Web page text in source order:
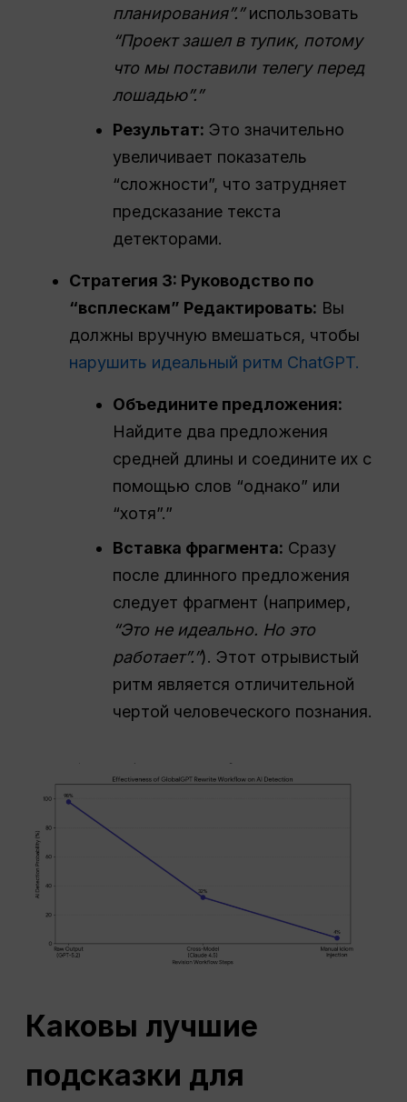
планирования”.”использовать
“Проект зашел в тупик, потому
что мы поставили телегу перед
лошадью”.”
Результат: Это значительно
увеличивает показатель
“сложности”, что затрудняет
предсказание текста
детекторами.
Стратегия 3: Руководство по
“всплескам” Редактировать: Вы
должны вручную вмешаться, чтобы
нарушить идеальный ритм ChatGPT.
Объедините предложения:
Найдите два предложения
средней длины и соедините их с
помощью слов “однако” или
“хотя”.”
Вставка фрагмента: Сразу
после длинного предложения
следует фрагмент (например,
“Это не идеально. Но это
работает”.”). Этот отрывистый
ритм является отличительной
чертой человеческого познания.
Каковы лучшие
подсказки для